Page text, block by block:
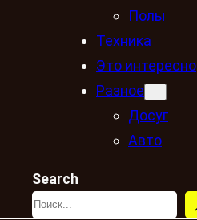
Полы
Техника
Это интересно
Разное
Досуг
Авто
Search